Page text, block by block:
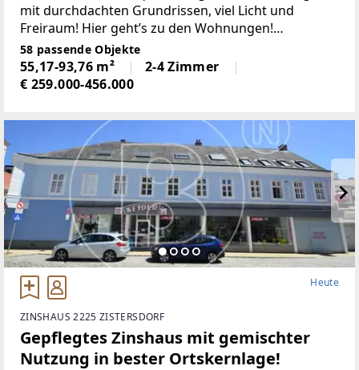
mit durchdachten Grundrissen, viel Licht und
Freiraum! Hier geht’s zu den Wohnungen!
[https://app.visionside.at/lumina/?
a=2262655748570] Mit LUMINA – Das Lichtquartier
58 passende Objekte
55,17-93,76 m²
2-4 Zimmer
€ 259.000-456.000
Heute
ZINSHAUS 2225 ZISTERSDORF
Gepflegtes Zinshaus mit gemischter
Nutzung in bester Ortskernlage!